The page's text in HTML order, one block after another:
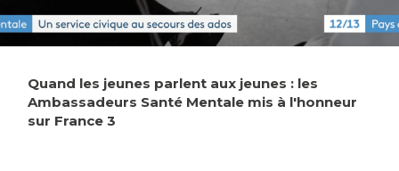
Quand les jeunes parlent aux jeunes : les
Ambassadeurs Santé Mentale mis à l'honneur
sur France 3